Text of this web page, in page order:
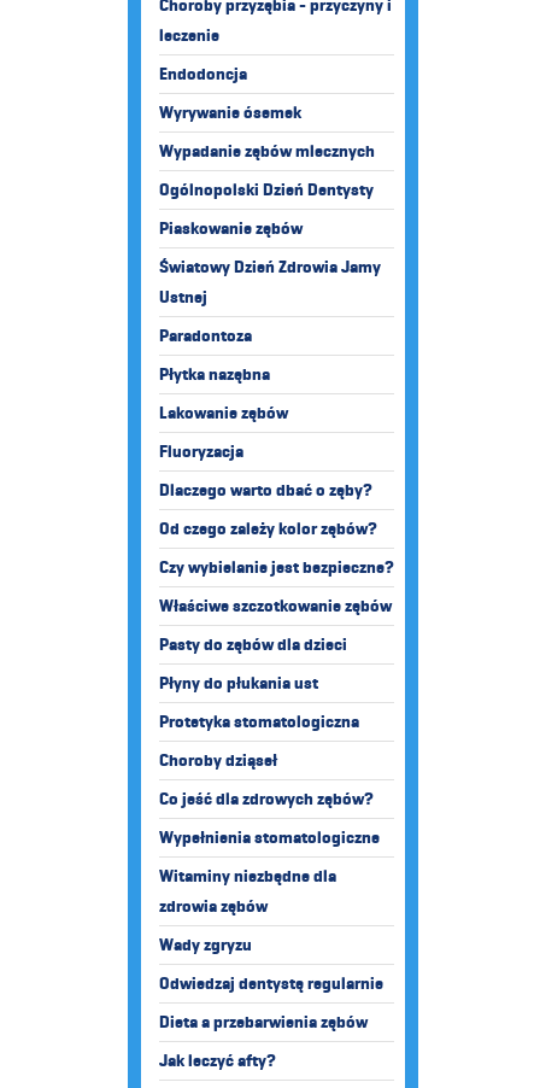
Choroby przyzębia - przyczyny i
leczenie
Endodoncja
Wyrywanie ósemek
Wypadanie zębów mlecznych
Ogólnopolski Dzień Dentysty
Piaskowanie zębów
Światowy Dzień Zdrowia Jamy
Ustnej
Paradontoza
Płytka nazębna
Lakowanie zębów
Fluoryzacja
Dlaczego warto dbać o zęby?
Od czego zależy kolor zębów?
Czy wybielanie jest bezpieczne?
Właściwe szczotkowanie zębów
Pasty do zębów dla dzieci
Płyny do płukania ust
Protetyka stomatologiczna
Choroby dziąseł
Co jeść dla zdrowych zębów?
Wypełnienia stomatologiczne
Witaminy niezbędne dla
zdrowia zębów
Wady zgryzu
Odwiedzaj dentystę regularnie
Dieta a przebarwienia zębów
Jak leczyć afty?